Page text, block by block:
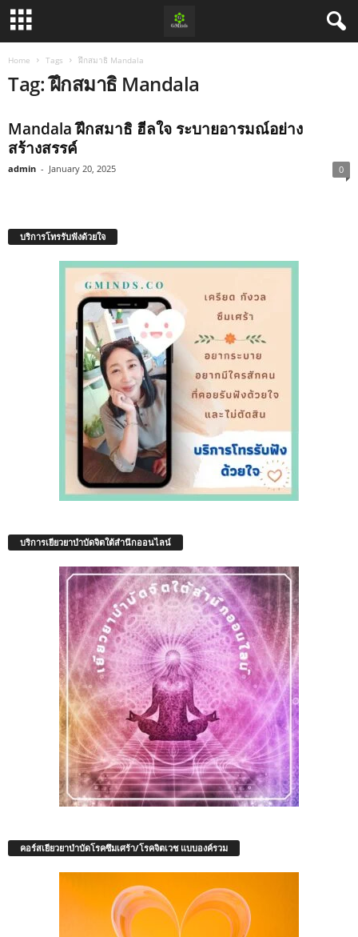
Home Tags ฝึกสมาธิ Mandala
Tag: ฝึกสมาธิ Mandala
Mandala ฝึกสมาธิ ฮีลใจ ระบายอารมณ์อย่าง
สร้างสรรค์
admin - January 20, 2025 0
บริการโทรรับฟังด้วยใจ
บริการเยียวยาบำบัดจิตใต้สำนึกออนไลน์
คอร์สเยียวยาบำบัดโรคซึมเศร้า/โรคจิตเวช แบบองค์รวม